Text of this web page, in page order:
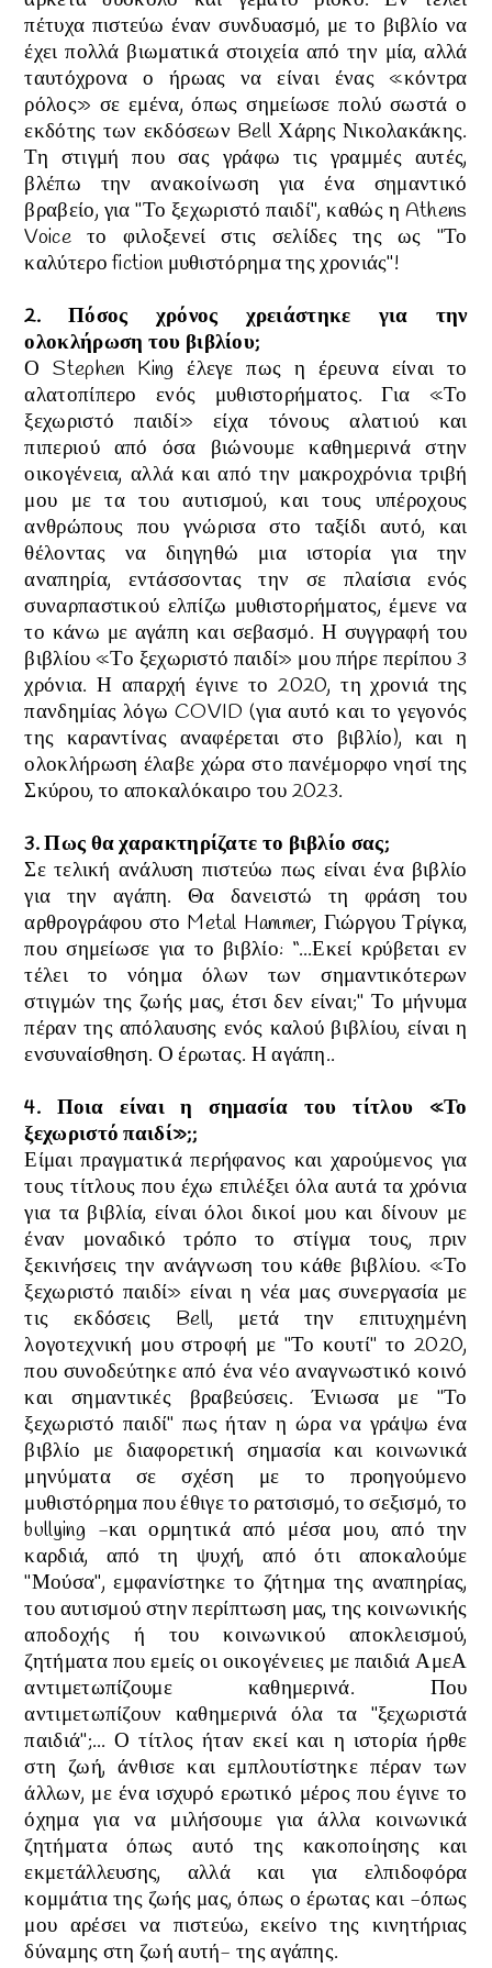
πέτυχα πιστεύω έναν συνδυασμό, με το βιβλίο να
έχει πολλά βιωματικά στοιχεία από την μία, αλλά
ταυτόχρονα ο ήρωας να είναι ένας «κόντρα
ρόλος» σε εμένα, όπως σημείωσε πολύ σωστά ο
εκδότης των εκδόσεων Bell Χάρης Νικολακάκης.
Τη στιγμή που σας γράφω τις γραμμές αυτές,
βλέπω την ανακοίνωση για ένα σημαντικό
βραβείο, για "Το ξεχωριστό παιδί", καθώς η Athens
Voice το φιλοξενεί στις σελίδες της ως "Το
καλύτερο fiction μυθιστόρημα της χρονιάς"!
2. Πόσος χρόνος χρειάστηκε για την
ολοκλήρωση του βιβλίου;
Ο Stephen King έλεγε πως η έρευνα είναι το
αλατοπίπερο ενός μυθιστορήματος. Για «Το
ξεχωριστό παιδί» είχα τόνους αλατιού και
πιπεριού από όσα βιώνουμε καθημερινά στην
οικογένεια, αλλά και από την μακροχρόνια τριβή
μου με τα του αυτισμού, και τους υπέροχους
ανθρώπους που γνώρισα στο ταξίδι αυτό, και
θέλοντας να διηγηθώ μια ιστορία για την
αναπηρία, εντάσσοντας την σε πλαίσια ενός
συναρπαστικού ελπίζω μυθιστορήματος, έμενε να
το κάνω με αγάπη και σεβασμό. Η συγγραφή του
βιβλίου «Το ξεχωριστό παιδί» μου πήρε περίπου 3
χρόνια. Η απαρχή έγινε το 2020, τη χρονιά της
πανδημίας λόγω COVID (για αυτό και το γεγονός
της καραντίνας αναφέρεται στο βιβλίο), και η
ολοκλήρωση έλαβε χώρα στο πανέμορφο νησί της
Σκύρου, το αποκαλόκαιρο του 2023.
3. Πως θα χαρακτηρίζατε το βιβλίο σας;
Σε τελική ανάλυση πιστεύω πως είναι ένα βιβλίο
για την αγάπη. Θα δανειστώ τη φράση του
αρθρογράφου στο Metal Hammer, Γιώργου Τρίγκα,
που σημείωσε για το βιβλίο: “...Εκεί κρύβεται εν
τέλει το νόημα όλων των σημαντικότερων
στιγμών της ζωής μας, έτσι δεν είναι;" Το μήνυμα
πέραν της απόλαυσης ενός καλού βιβλίου, είναι η
ενσυναίσθηση. Ο έρωτας. Η αγάπη..
4. Ποια είναι η σημασία του τίτλου «Το
ξεχωριστό παιδί»;;
Είμαι πραγματικά περήφανος και χαρούμενος για
τους τίτλους που έχω επιλέξει όλα αυτά τα χρόνια
για τα βιβλία, είναι όλοι δικοί μου και δίνουν με
έναν μοναδικό τρόπο το στίγμα τους, πριν
ξεκινήσεις την ανάγνωση του κάθε βιβλίου. «Το
ξεχωριστό παιδί» είναι η νέα μας συνεργασία με
τις εκδόσεις Bell, μετά την επιτυχημένη
λογοτεχνική μου στροφή με "Το κουτί" το 2020,
που συνοδεύτηκε από ένα νέο αναγνωστικό κοινό
και σημαντικές βραβεύσεις. Ένιωσα με "Το
ξεχωριστό παιδί" πως ήταν η ώρα να γράψω ένα
βιβλίο με διαφορετική σημασία και κοινωνικά
μηνύματα σε σχέση με το προηγούμενο
μυθιστόρημα που έθιγε το ρατσισμό, το σεξισμό, το
bullying -και ορμητικά από μέσα μου, από την
καρδιά, από τη ψυχή, από ότι αποκαλούμε
"Μούσα", εμφανίστηκε το ζήτημα της αναπηρίας,
του αυτισμού στην περίπτωση μας, της κοινωνικής
αποδοχής ή του κοινωνικού αποκλεισμού,
ζητήματα που εμείς οι οικογένειες με παιδιά ΑμεΑ
αντιμετωπίζουμε καθημερινά. Που
αντιμετωπίζουν καθημερινά όλα τα "ξεχωριστά
παιδιά";... Ο τίτλος ήταν εκεί και η ιστορία ήρθε
στη ζωή, άνθισε και εμπλουτίστηκε πέραν των
άλλων, με ένα ισχυρό ερωτικό μέρος που έγινε το
όχημα για να μιλήσουμε για άλλα κοινωνικά
ζητήματα όπως αυτό της κακοποίησης και
εκμετάλλευσης, αλλά και για ελπιδοφόρα
κομμάτια της ζωής μας, όπως ο έρωτας και -όπως
μου αρέσει να πιστεύω, εκείνο της κινητήριας
δύναμης στη ζωή αυτή- της αγάπης.